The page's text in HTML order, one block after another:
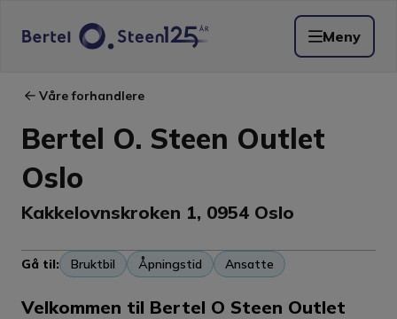
Meny
Våre forhandlere
Bertel O. Steen Outlet
Oslo
Kakkelovnskroken 1, 0954 Oslo
Gå til: Bruktbil Åpningstid Ansatte
Velkommen til Bertel O Steen Outlet